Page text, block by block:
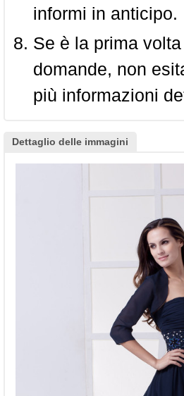
informi in anticipo.
Se è la prima
domande, non
più informazioni
Dettaglio delle immagini